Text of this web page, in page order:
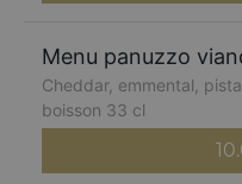
Menu panuzzo
Cheddar, emmental,
boisson 33 cl